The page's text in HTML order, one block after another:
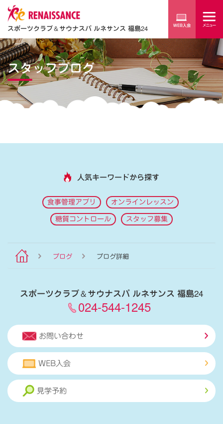
スポーツクラブ＆サウナスパ ルネサンス 福島24
スタッフブログ
人気キーワードから探す
食事管理アプリ オンラインレッスン
糖質コントロール スタッフ募集
ブログ ブログ詳細
スポーツクラブ＆サウナスパ ルネサンス 福島24
024-544-1245
お問い合わせ
WEB入会
見学予約